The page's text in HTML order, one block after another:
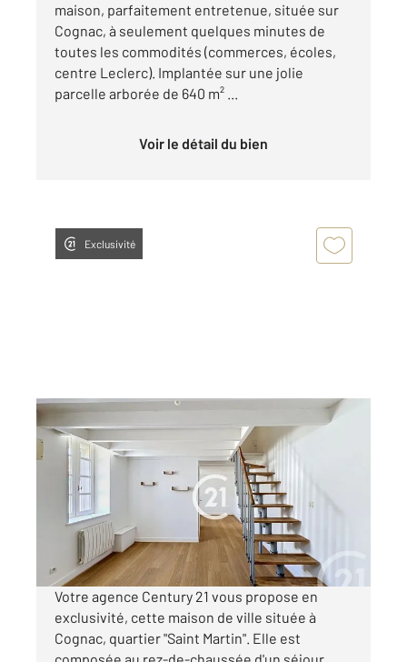
maison, parfaitement entretenue, située sur
Cognac, à seulement quelques minutes de
toutes les commodités (commerces, écoles,
centre Leclerc). Implantée sur une jolie
parcelle arborée de 640 m² ...
Voir le détail du bien
Exclusivité
COGNAC 16
53 m , 3 pièces
Ref : 3038
Maison à vendre
86 900 €
Visiter le site dédié
Votre agence Century 21 vous propose en
exclusivité, cette maison de ville située à
Cognac, quartier "Saint Martin". Elle est
composée au rez-de-chaussée d'un séjour